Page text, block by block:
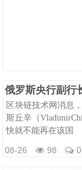
俄罗斯央行副行
区块链技术网消息
斯丘辛（
快就不能再在该国
08-26 98 0